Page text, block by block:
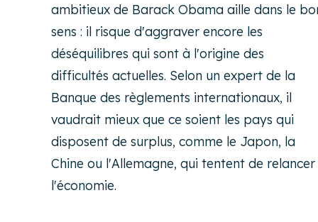
ambitieux de Barack Obama aille dans le
sens : il risque d'aggraver encore les
déséquilibres qui sont à l'origine des
difficultés actuelles. Selon un expert de la
Banque des règlements internationaux, il
vaudrait mieux que ce soient les pays qui
disposent de surplus, comme le Japon, la
Chine ou l'Allemagne, qui tentent de relancer
l'économie.